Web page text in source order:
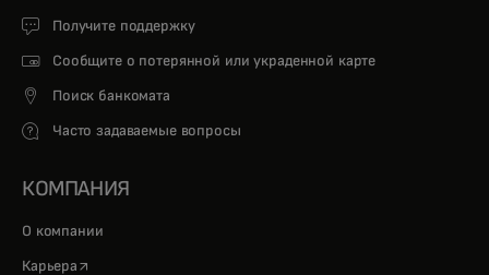
Получите поддержку
Сообщите о потерянной или украденной карте
Поиск банкомата
Часто задаваемые вопросы
КОМПАНИЯ
О компании
Карьера opens in a new tab